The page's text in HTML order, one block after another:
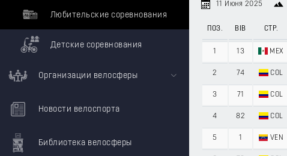
Любительские соревнования
Детские соревнования
Организации велосферы
Новости велоспорта
Библиотека велосферы
11 Июня 2025
ПОЗ. BIB СТР.
1 13 MEX
2 74 COL
3 71 COL
4 82 COL
5 1 VEN